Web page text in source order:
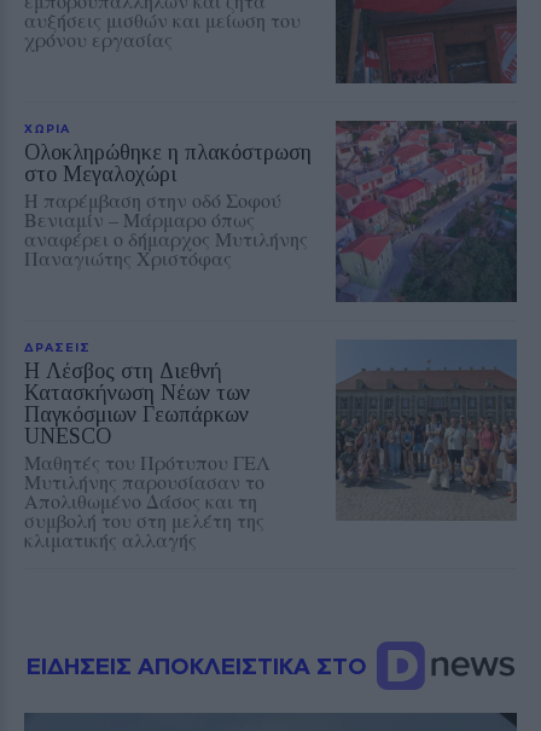
αυξήσεις μισθών και μείωση του
χρόνου εργασίας
ΧΩΡΙΑ
Ολοκληρώθηκε η πλακόστρωση
στο Μεγαλοχώρι
Η παρέμβαση στην οδό Σοφού
Βενιαμίν – Μάρμαρο όπως
αναφέρει ο δήμαρχος Μυτιλήνης
Παναγιώτης Χριστόφας
ΔΡΑΣΕΙΣ
Η Λέσβος στη Διεθνή
Κατασκήνωση Νέων των
Παγκόσμιων Γεωπάρκων
UNESCO
Μαθητές του Πρότυπου ΓΕΛ
Μυτιλήνης παρουσίασαν το
Απολιθωμένο Δάσος και τη
συμβολή του στη μελέτη της
κλιματικής αλλαγής
ΕΙΔΗΣΕΙΣ ΑΠΟΚΛΕΙΣΤΙΚΑ ΣΤΟ